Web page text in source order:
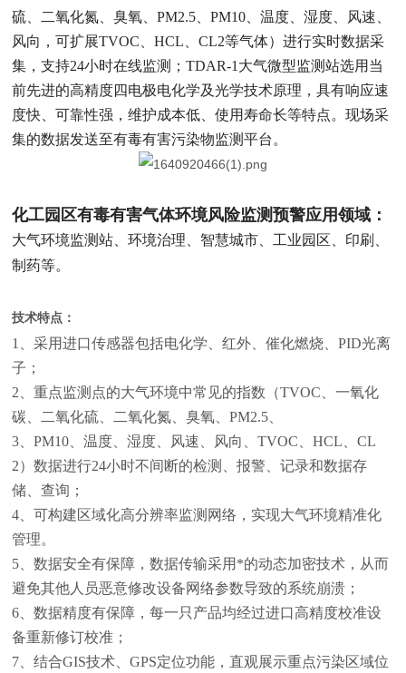
硫、二氧化氮、臭氧、PM2.5、PM10、温度、湿度、风速、
风向，可扩展TVOC、HCL、CL2等气体）进行实时数据采
集，支持24小时在线监测；TDAR-1大气微型监测站选用当
前先进的高精度四电极电化学及光学技术原理，具有响应速
度快、可靠性强，维护成本低、使用寿命长等特点。现场采
集的数据发送至有毒有害污染物监测平台。
化工园区有毒有害气体环境风险监测预警应用领域：
大气环境监测站、环境治理、智慧城市、工业园区、印刷、
制药等。
技术特点 ：
1、采用进口传感器包括电化学、红外、催化燃烧、PID光离
子；
2、重点监测点的大气环境中常见的指数（TVOC、一氧化
碳、二氧化硫、二氧化氮、臭氧、PM2.5、
3、PM10、温度、湿度、风速、风向、TVOC、HCL、CL
2）数据进行24小时不间断的检测、报警、记录和数据存
储、查询；
4、可构建区域化高分辨率监测网络，实现大气环境精准化
管理。
5、数据安全有保障，数据传输采用*的动态加密技术，从而
避免其他人员恶意修改设备网络参数导致的系统崩溃；
6、数据精度有保障，每一只产品均经过进口高精度校准设
备重新修订校准；
7、结合GIS技术、GPS定位功能，直观展示重点污染区域位